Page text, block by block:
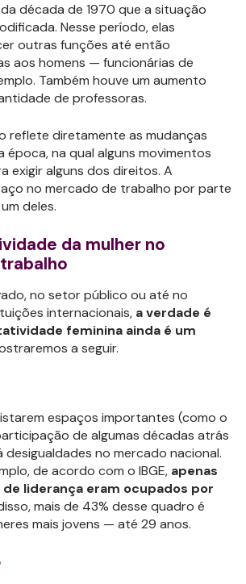
década de 1970 que a situação
Nesse período, elas
outras funções até então
aos homens — funcionárias de
Também houve um aumento
de professoras.
reflete diretamente as mudanças
época, na qual alguns movimentos
exigir alguns dos direitos. A
no mercado de trabalho por parte
deles.
da mulher no
no setor público ou até no
internacionais, a verdade é
feminina ainda é um
a seguir.
espaços importantes (como o
de algumas décadas atrás
desigualdades no mercado nacional.
de acordo com o IBGE, apenas
de liderança eram ocupados por
mais de 43% desse quadro é
mais jovens — até 29 anos.